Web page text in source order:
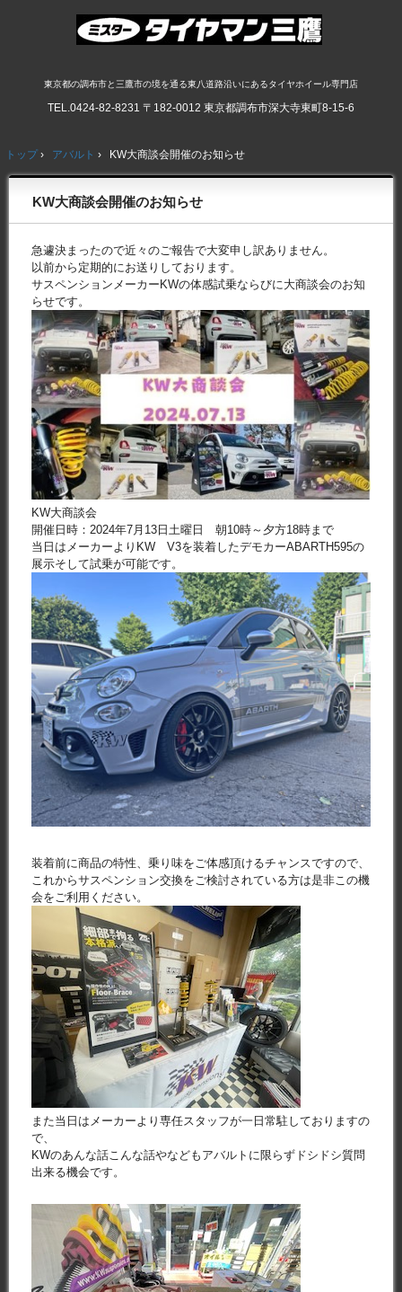
東京都の調布市と三鷹市の境を通る東八道路沿いにあるタイヤホイール専門店
TEL.0424-82-8231 〒182-0012 東京都調布市深大寺東町8-15-6
トップ › アバルト › KW大商談会開催のお知らせ
KW大商談会開催のお知らせ
急遽決まったので近々のご報告で大変申し訳ありません。
以前から定期的にお送りしております。
サスペンションメーカーKWの体感試乗ならびに大商談会のお知
らせです。
KW大商談会
開催日時：2024年7月13日土曜日 朝10時～夕方18時まで
当日はメーカーよりKW V3を装着したデモカーABARTH595の
展示そして試乗が可能です。
装着前に商品の特性、乗り味をご体感頂けるチャンスですので、
これからサスペンション交換をご検討されている方は是非この機
会をご利用ください。
また当日はメーカーより専任スタッフが一日常駐しておりますの
で、
KWのあんな話こんな話やなどもアバルトに限らずドシドシ質問
出来る機会です。